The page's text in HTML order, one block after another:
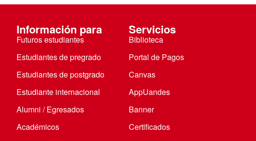
Información para
Futuros estudiantes
Estudiantes de pregrado
Estudiantes de postgrado
Estudiante internacional
Alumni / Egresados
Académicos
Servicios
Biblioteca
Portal de Pagos
Canvas
AppUandes
Banner
Certificados